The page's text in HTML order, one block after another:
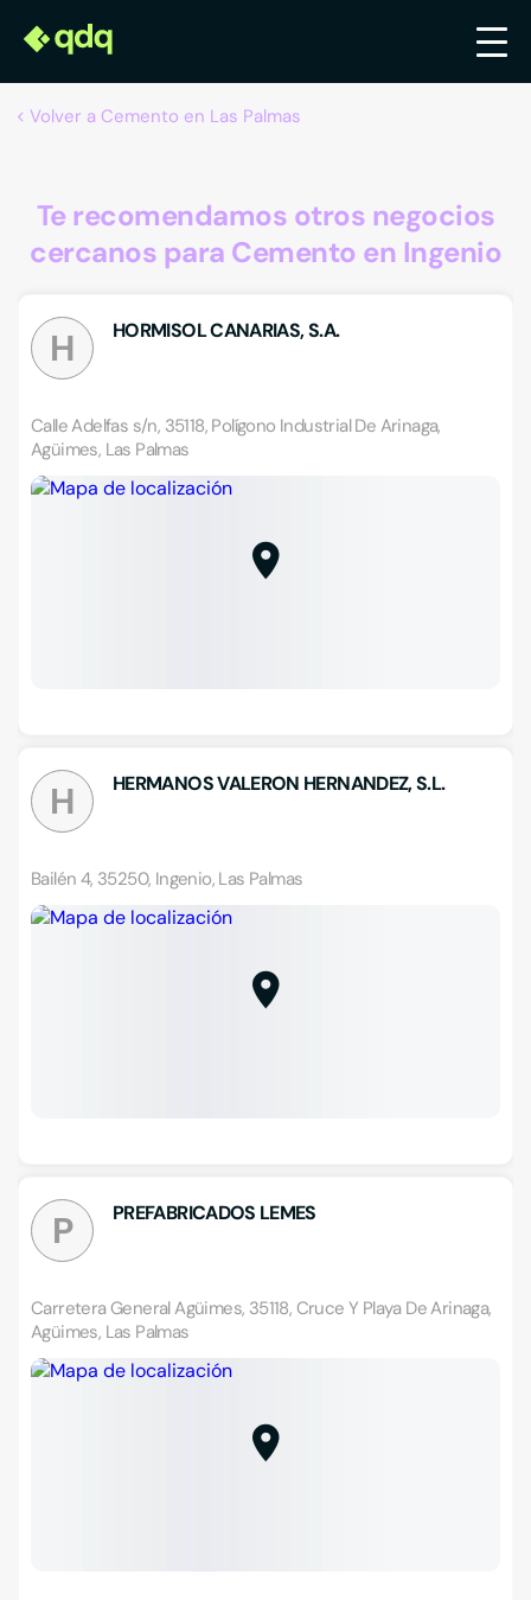
Volver a Cemento en Las Palmas
Te recomendamos otros negocios
cercanos para Cemento en Ingenio
H HORMISOL CANARIAS, S.A.
Calle Adelfas s/n, 35118, Polígono Industrial De Arinaga,
Agüimes, Las Palmas
H HERMANOS VALERON HERNANDEZ, S.L.
Bailén 4, 35250, Ingenio, Las Palmas
P PREFABRICADOS LEMES
Carretera General Agüimes, 35118, Cruce Y Playa De Arinaga,
Agüimes, Las Palmas